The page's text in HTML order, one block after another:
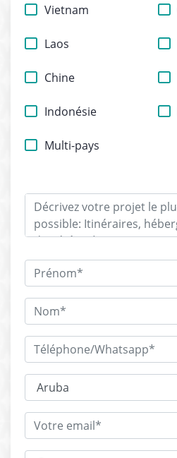
Vietnam
Laos
Chine
Indonésie
Multi-pays